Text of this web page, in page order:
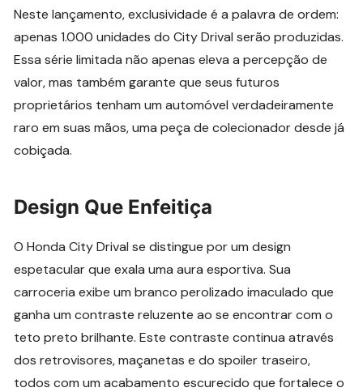
Neste lançamento, exclusividade é a palavra de ordem:
apenas 1.000 unidades do City Drival serão produzidas.
Essa série limitada não apenas eleva a percepção de
valor, mas também garante que seus futuros
proprietários tenham um automóvel verdadeiramente
raro em suas mãos, uma peça de colecionador desde já
cobiçada.
Design Que Enfeitiça
O Honda City Drival se distingue por um design
espetacular que exala uma aura esportiva. Sua
carroceria exibe um branco perolizado imaculado que
ganha um contraste reluzente ao se encontrar com o
teto preto brilhante. Este contraste continua através
dos retrovisores, maçanetas e do spoiler traseiro,
todos com um acabamento escurecido que fortalece o